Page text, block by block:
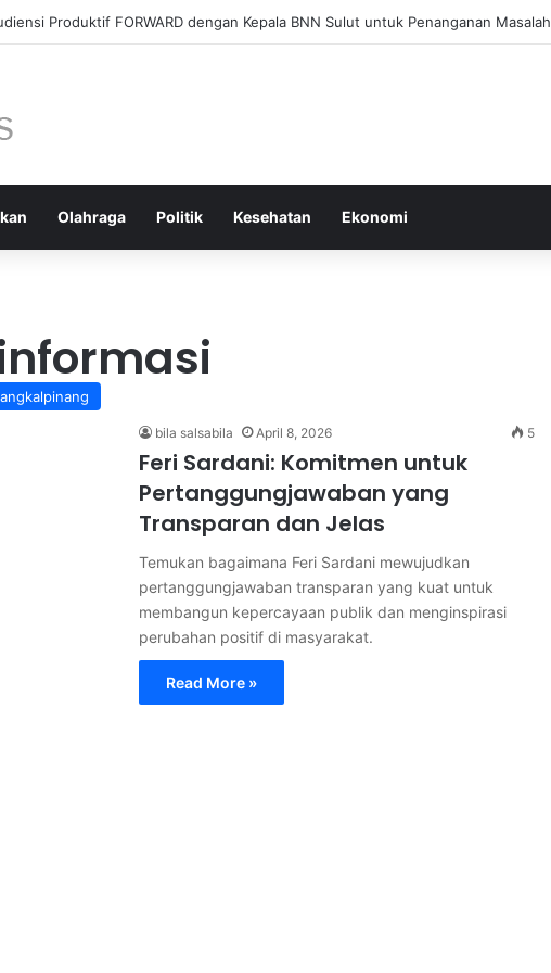
Fleksibel Membangun Hubungan Sehat Antara Tubuh dan Makanan Sehari-hari
Olahraga Politik Kesehatan Ekonomi
bila salsabila April 8, 2026 5
Feri Sardani: Komitmen untuk
Pertanggungjawaban yang
Transparan dan Jelas
Temukan bagaimana Feri Sardani mewujudkan
pertanggungjawaban transparan yang kuat untuk
membangun kepercayaan publik dan menginspirasi
perubahan positif di masyarakat.
Read More »